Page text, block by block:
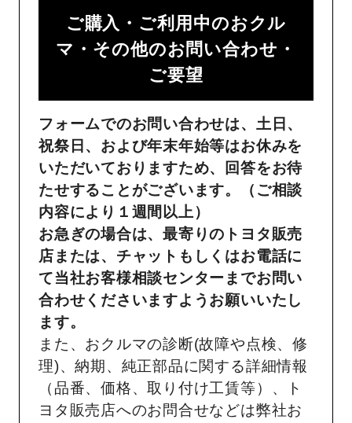
ご購入・ご利用中のおクル
マ・その他のお問い合わせ・
ご要望​
フォームでのお問い合わせは、土日、
祝祭日、および年末年始等はお休みを
いただいておりますため、回答をお待
たせすることがございます。（ご相談
内容により１週間以上）
お急ぎの場合は、最寄りのトヨタ販売
店または、チャットもしくはお電話に
て当社お客様相談センターまでお問い
合わせくださいますようお願いいたし
ます。
また、おクルマの診断(故障や点検、修
理)、納期、純正部品に関する詳細情報
（品番、価格、取り付け工賃等）、ト
ヨタ販売店へのお問合せなどは弊社お